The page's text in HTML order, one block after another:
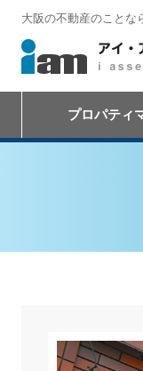
大阪の不動産のことな
プロパティ